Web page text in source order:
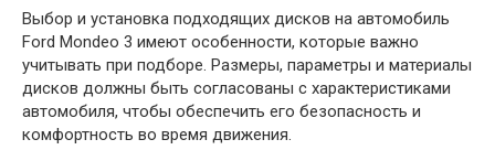
Выбор и установка подходящих дисков на автомобиль
Ford Mondeo 3 имеют особенности, которые важно
учитывать при подборе. Размеры, параметры и материалы
дисков должны быть согласованы с характеристиками
автомобиля, чтобы обеспечить его безопасность и
комфортность во время движения.